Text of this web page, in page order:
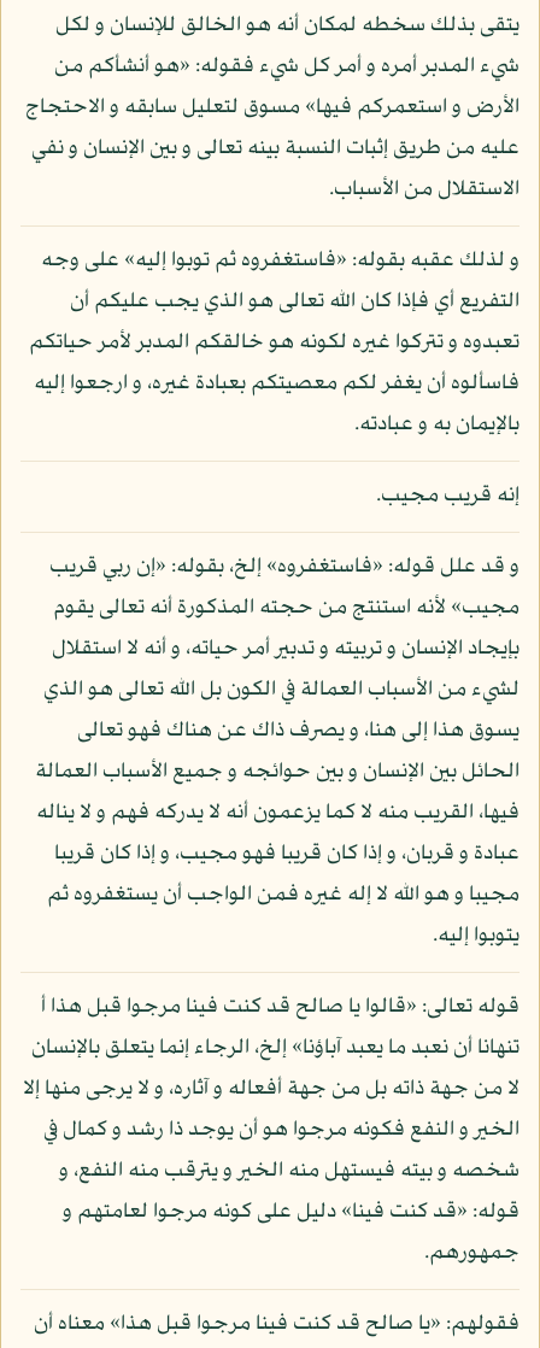
يتقى بذلك سخطه لمكان أنه هو الخالق للإنسان و لكل
شيء المدبر أمره و أمر كل شيء فقوله: «هو أنشأكم من
الأرض و استعمركم فيها» مسوق لتعليل سابقه و الاحتجاج
عليه من طريق إثبات النسبة بينه تعالى و بين الإنسان و نفي
الاستقلال من الأسباب.
و لذلك عقبه بقوله: «فاستغفروه ثم توبوا إليه» على وجه
التفريع أي فإذا كان الله تعالى هو الذي يجب عليكم أن
تعبدوه و تتركوا غيره لكونه هو خالقكم المدبر لأمر حياتكم
فاسألوه أن يغفر لكم معصيتكم بعبادة غيره، و ارجعوا إليه
بالإيمان به و عبادته.
إنه قريب مجيب.
و قد علل قوله: «فاستغفروه» إلخ، بقوله: «إن ربي قريب
مجيب» لأنه استنتج من حجته المذكورة أنه تعالى يقوم
بإيجاد الإنسان و تربيته و تدبير أمر حياته، و أنه لا استقلال
لشيء من الأسباب العمالة في الكون بل الله تعالى هو الذي
يسوق هذا إلى هنا، و يصرف ذاك عن هناك فهو تعالى
الحائل بين الإنسان و بين حوائجه و جميع الأسباب العمالة
فيها، القريب منه لا كما يزعمون أنه لا يدركه فهم و لا يناله
عبادة و قربان، و إذا كان قريبا فهو مجيب، و إذا كان قريبا
مجيبا و هو الله لا إله غيره فمن الواجب أن يستغفروه ثم
يتوبوا إليه.
قوله تعالى: «قالوا يا صالح قد كنت فينا مرجوا قبل هذا أ
تنهانا أن نعبد ما يعبد آباؤنا» إلخ، الرجاء إنما يتعلق بالإنسان
لا من جهة ذاته بل من جهة أفعاله و آثاره، و لا يرجى منها إلا
الخير و النفع فكونه مرجوا هو أن يوجد ذا رشد و كمال في
شخصه و بيته فيستهل منه الخير و يترقب منه النفع، و
قوله: «قد كنت فينا» دليل على كونه مرجوا لعامتهم و
جمهورهم.
فقولهم: «يا صالح قد كنت فينا مرجوا قبل هذا» معناه أن